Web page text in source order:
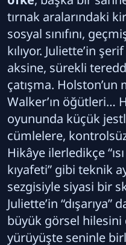
tırnak aralarındaki
sosyal sınıfını,
kılıyor. Juliette’in
aksine, sürekli
çatışma. Holston’un
Walker’ın öğütleri…
oyununda küçük
cümlelere,
Hikâye ilerledikçe
kıyafeti” gibi teknik
sezgisiyle siyasi bir
Juliette’in
büyük görsel hilesini
yürüyüşte seninle